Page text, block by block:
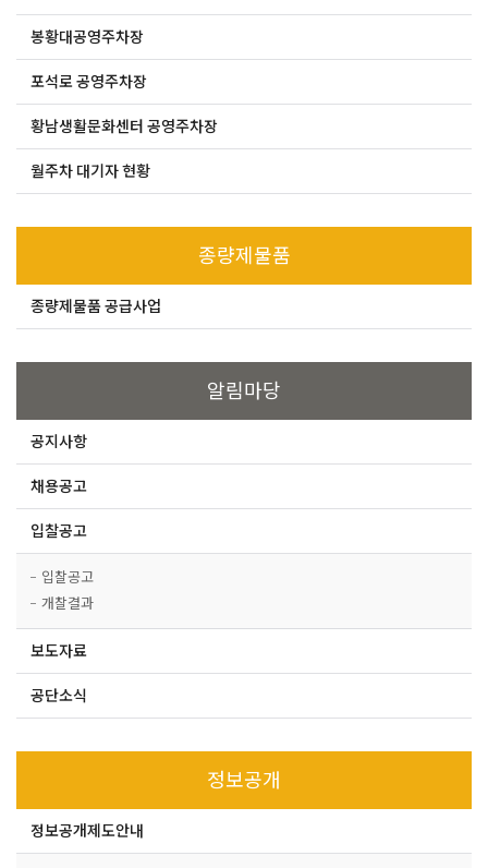
봉황대공영주차장
포석로 공영주차장
황남생활문화센터 공영주차장
월주차 대기자 현황
종량제물품
종량제물품 공급사업
알림마당
공지사항
채용공고
입찰공고
입찰공고
개찰결과
보도자료
공단소식
정보공개
정보공개제도안내